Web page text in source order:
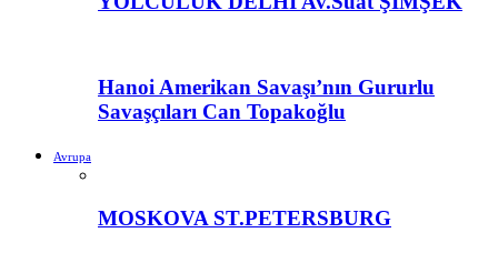
Hanoi Amerikan Savaşı’nın Gururlu
Savaşçıları Can Topakoğlu
Avrupa
MOSKOVA ST.PETERSBURG